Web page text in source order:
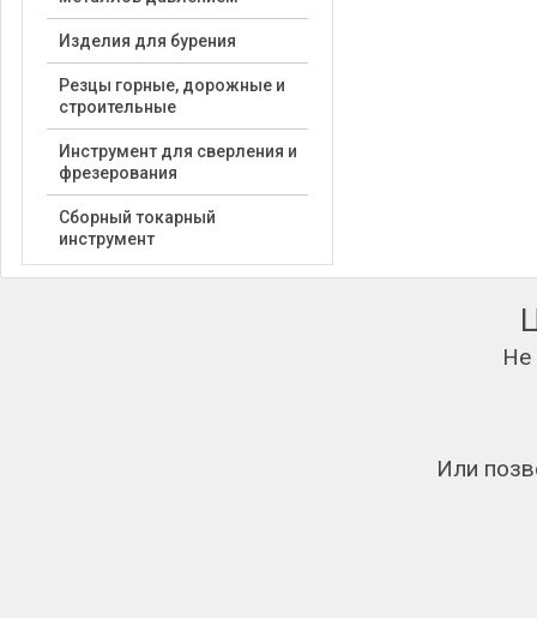
Изделия для бурения
Резцы горные, дорожные и
строительные
Инструмент для сверления и
фрезерования
Сборный токарный
инструмент
Не
Или